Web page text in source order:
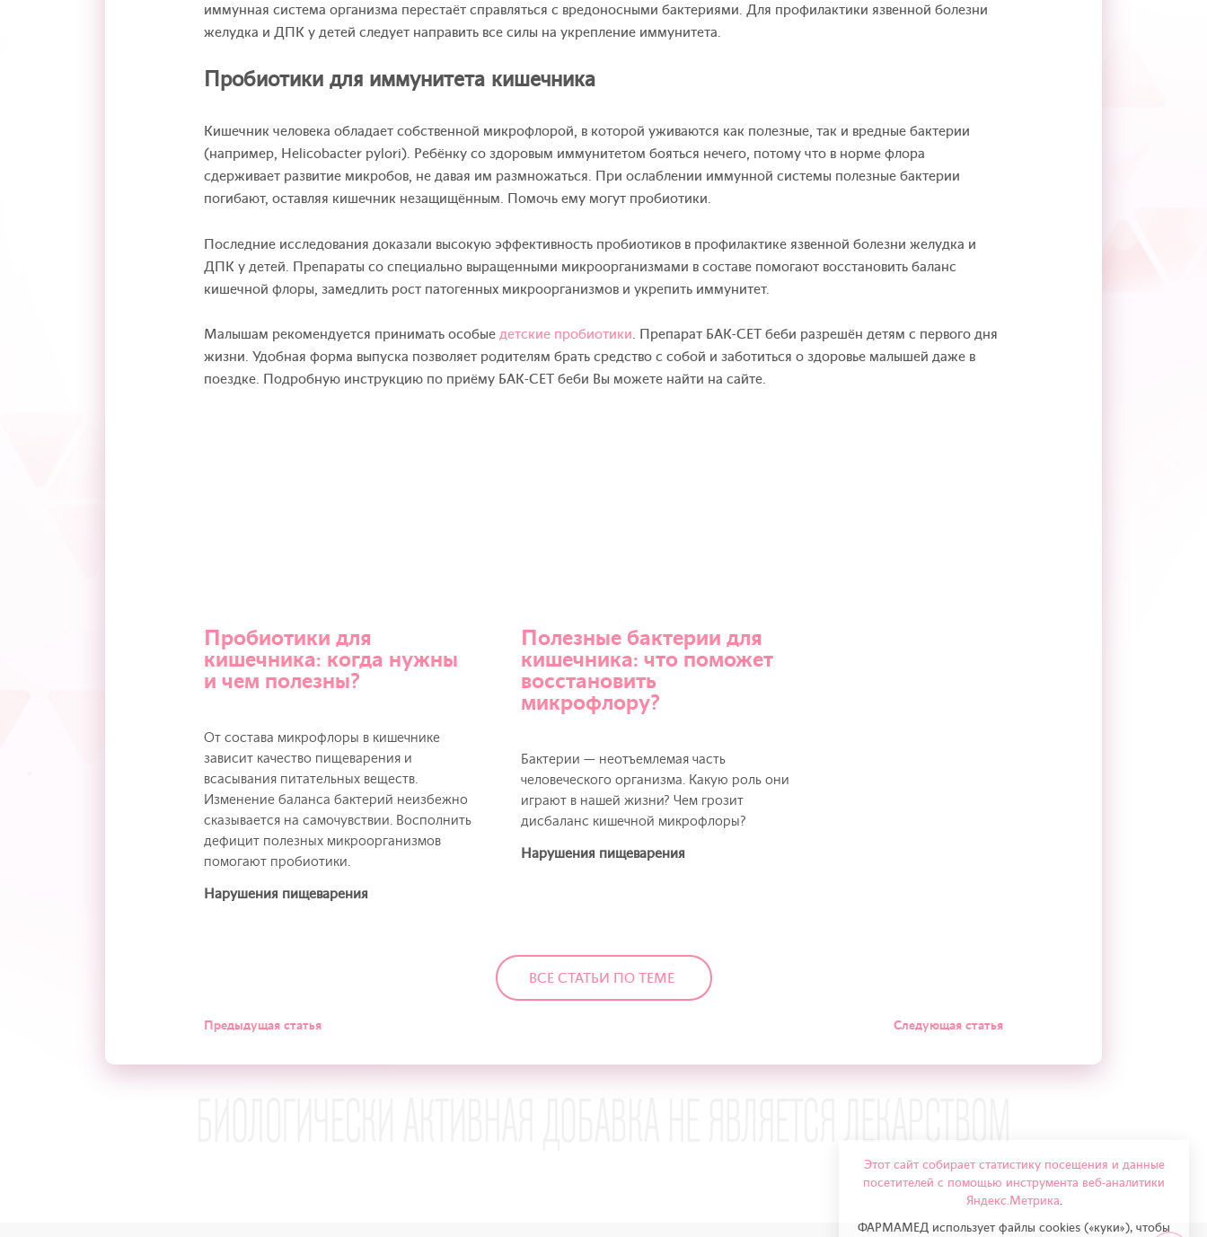
иммунная система организма перестаёт справляться с вредоносными бактериями. Для профилактики язвенной болезни
желудка и ДПК у детей следует направить все силы на укрепление иммунитета.
Пробиотики для иммунитета кишечника
Кишечник человека обладает собственной микрофлорой, в которой уживаются как полезные, так и вредные бактерии
(например, Helicobacter pylori). Ребёнку со здоровым иммунитетом бояться нечего, потому что в норме флора
сдерживает развитие микробов, не давая им размножаться. При ослаблении иммунной системы полезные бактерии
погибают, оставляя кишечник незащищённым. Помочь ему могут пробиотики.
Последние исследования доказали высокую эффективность пробиотиков в профилактике язвенной болезни желудка и
ДПК у детей. Препараты со специально выращенными микроорганизмами в составе помогают восстановить баланс
кишечной флоры, замедлить рост патогенных микроорганизмов и укрепить иммунитет.
Малышам рекомендуется принимать особые детские пробиотики. Препарат БАК-СЕТ беби разрешён детям с первого дня
жизни. Удобная форма выпуска позволяет родителям брать средство с собой и заботиться о здоровье малышей даже в
поездке. Подробную инструкцию по приёму БАК-СЕТ беби Вы можете найти на сайте.
Пробиотики для
кишечника: когда нужны
и чем полезны?
От состава микрофлоры в кишечнике
зависит качество пищеварения и
всасывания питательных веществ.
Изменение баланса бактерий неизбежно
сказывается на самочувствии. Восполнить
дефицит полезных микроорганизмов
помогают пробиотики.
Нарушения пищеварения
Полезные бактерии для
кишечника: что поможет
восстановить
микрофлору?
Бактерии — неотъемлемая часть
человеческого организма. Какую роль они
играют в нашей жизни? Чем грозит
дисбаланс кишечной микрофлоры?
Нарушения пищеварения
ВСЕ СТАТЬИ ПО ТЕМЕ
Предыдущая статья Следующая статья
Этот сайт собирает статистику посещения и данные
посетителей с помощью инструмента веб-аналитики
Яндекс.Метрика.
ФАРМАМЕД использует файлы cookies («куки»), чтобы